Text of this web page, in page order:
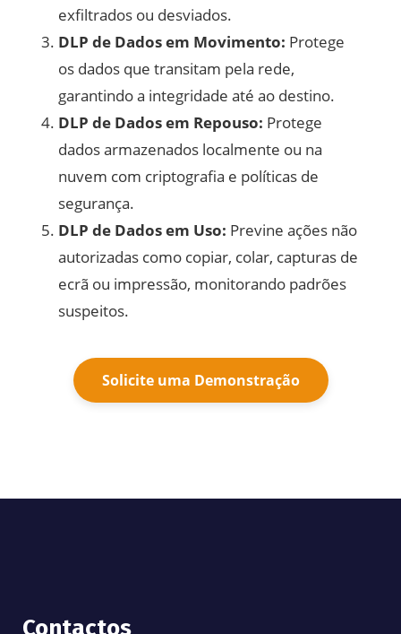
exfiltrados ou desviados.
DLP de Dados em Movimento: Protege
os dados que transitam pela rede,
garantindo a integridade até ao destino.
DLP de Dados em Repouso: Protege
dados armazenados localmente ou na
nuvem com criptografia e políticas de
segurança.
DLP de Dados em Uso: Previne ações não
autorizadas como copiar, colar, capturas de
ecrã ou impressão, monitorando padrões
suspeitos.
Solicite uma Demonstração
Contactos